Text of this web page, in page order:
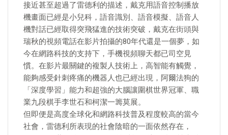
接近甚至超過了雷德利的描述，戴克用語音控制播放
機畫面已經是小兒科，語音識別、語音模擬、語音人
機對話已經取得突飛猛進的技術突破，戴克在街頭與
瑞秋的視頻電話在影片拍攝的80年代還是一個夢，如
今在網路科技的支持下，手機視頻聊天都已司空見
慣。在影片最關鍵的複製人技術上，高智能有觸覺，
能夠感受針刺疼痛的機器人也已經出現，阿爾法狗的
「深度學習」能力和超強的大腦讓圍棋世界冠軍、職
業九段棋手李世石和柯潔一籌莫展。
但即便是高度全球化和網路科技普及程度較高的當今
社會，雷德利所表現的社會陰暗的一面依然存在，